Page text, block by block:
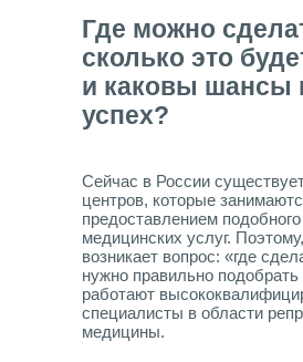
Где можно
сколько это
и каковы шансы
успех?
Сейчас в России
центров, которые
предоставлением
медицинских услуг.
возникает вопрос: «где
нужно правильно подобрать
работают
специалисты в области
медицины.